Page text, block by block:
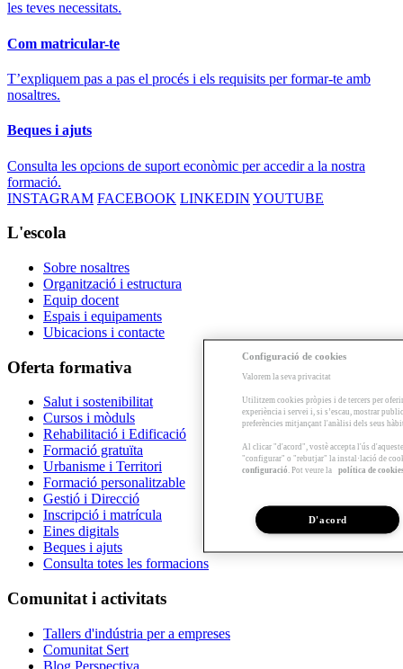
les teves necessitats.
Com matricular-te
T’expliquem pas a pas el procés i els requisits per formar-te amb
nosaltres.
Beques i ajuts
Consulta les opcions de suport econòmic per accedir a la nostra
formació.
INSTAGRAM FACEBOOK LINKEDIN YOUTUBE
L'escola
Sobre nosaltres
Organització i estructura
Equip docent
Espais i equipaments
Ubicacions i contacte
Oferta formativa
Salut i sostenibilitat
Cursos i mòduls
Rehabilitació i Edificació
Formació gratuïta
Urbanisme i Territori
Formació personalitzable
Gestió i Direcció
Inscripció i matrícula
Eines digitals
Beques i ajuts
Consulta totes les formacions
Comunitat i activitats
Tallers d'indústria per a empreses
Comunitat Sert
Blog Perspectiva
Configuració de cookies
Valorem la seva privacitat
Utilitzem cookies pròpies i de tercers per
experiència i servei i, si s’escau, mostrar
preferències mitjançant l'anàlisi dels seus
Al clicar "d'acord", vostè accepta l'ús
"configurar" o "rebutjar" la instal·lació de
configuració . Pot veure la política de
D'acord